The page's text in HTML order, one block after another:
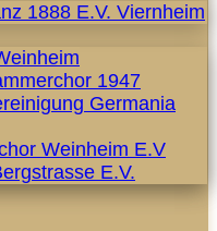
1888 E.V. Viernheim
1947
Germania
Weinheim E.V
E.V.